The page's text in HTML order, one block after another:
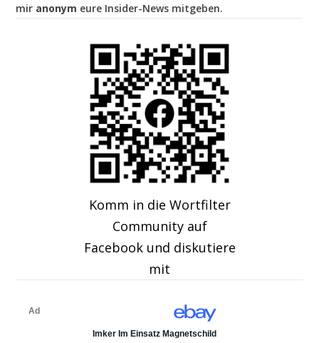
mir anonym eure Insider-News mitgeben.
Komm in die Wortfilter
Community auf
Facebook und diskutiere
mit